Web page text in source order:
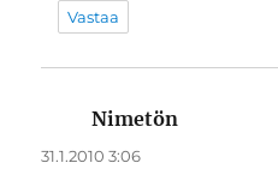
Vastaa
Nimetön
31.1.2010 3:06